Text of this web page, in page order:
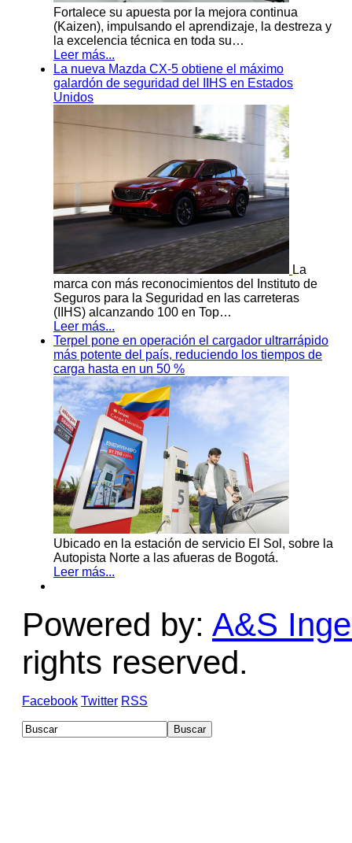
Fortalece su apuesta por la mejora continua
(Kaizen), impulsando el aprendizaje, la destreza y
la excelencia técnica en toda su…
Leer más...
La nueva Mazda CX-5 obtiene el máximo
galardón de seguridad del IIHS en Estados
Unidos
La
marca con más reconocimientos del Instituto de
Seguros para la Seguridad en las carreteras
(IIHS) alcanzando 100 en Top…
Leer más...
Terpel pone en operación el cargador ultrarrápido
más potente del país, reduciendo los tiempos de
carga hasta en un 50 %
Ubicado en la estación de servicio El Sol, sobre la
Autopista Norte a las afueras de Bogotá.
Leer más...
Powered by: A&S
rights reserved.
Facebook Twitter RSS